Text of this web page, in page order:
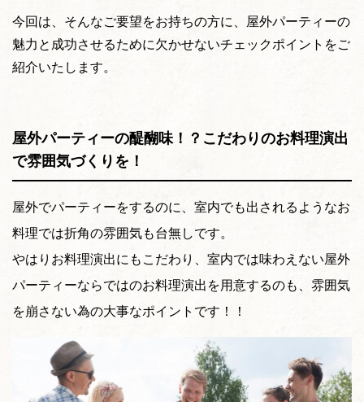
今回は、そんなご要望をお持ちの方に、屋外パーティーの
魅力と成功させるために欠かせないチェックポイントをご
紹介いたします。
屋外パーティーの醍醐味！？こだわりのお料理演出
で雰囲気づくりを！
屋外でパーティーをするのに、室内でも出されるようなお
料理では折角の雰囲気も台無しです。
やはりお料理演出にもこだわり、室内では味わえない屋外
パーティーならではのお料理演出を用意するのも、雰囲気
を崩さない為の大事なポイントです！！